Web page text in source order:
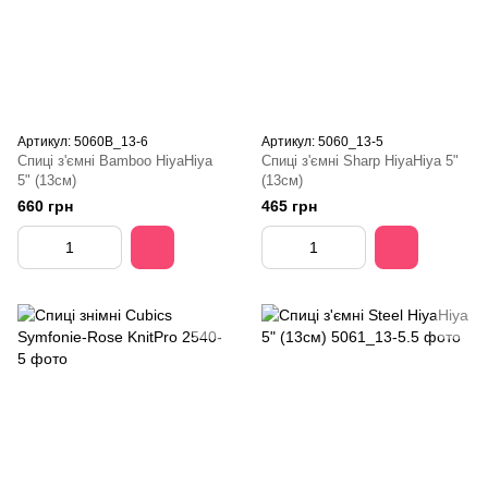
Артикул: 5060B_13-6
Спиці з'ємні Bamboo HiyaHiya
5" (13см)
660 грн
Артикул: 5060_13-5
Спиці з'ємні Sharp HiyaHiya 5"
(13см)
465 грн